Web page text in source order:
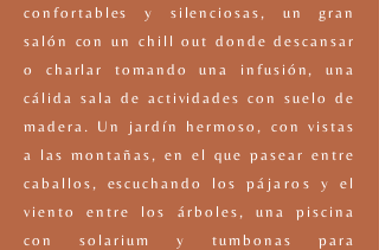
confortables y silenciosas, un gran
salón con un chill out donde descansar
o charlar tomando una infusión, una
cálida sala de actividades con suelo de
madera. Un jardín hermoso, con vistas
a las montañas, en el que pasear entre
caballos, escuchando los pájaros
y el
viento entre los árboles, una piscina
con solarium y tumbonas para